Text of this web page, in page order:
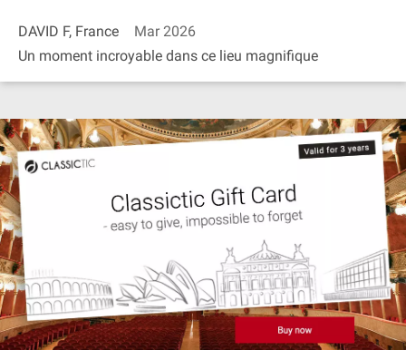
DAVID F, France
Mar 2026
Un moment incroyable dans ce lieu magnifique